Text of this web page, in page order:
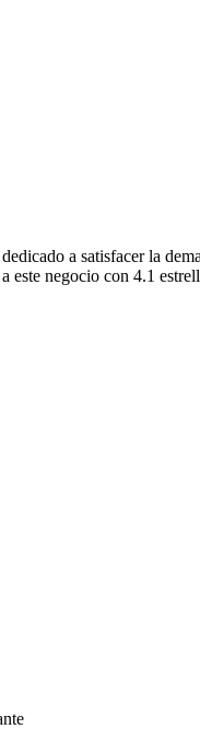
a satisfacer la
este negocio con 4.1